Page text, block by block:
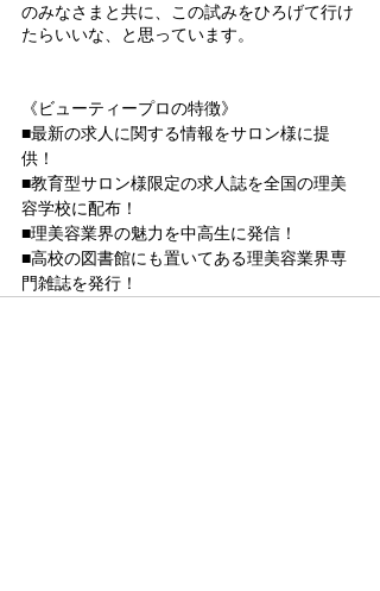
のみなさまと共に、この試みをひろげて行け
たらいいな、と思っています。
《ビューティープロの特徴》
■最新の求人に関する情報をサロン様に提
供！
■教育型サロン様限定の求人誌を全国の理美
容学校に配布！
■理美容業界の魅力を中高生に発信！
■高校の図書館にも置いてある理美容業界専
門雑誌を発行！